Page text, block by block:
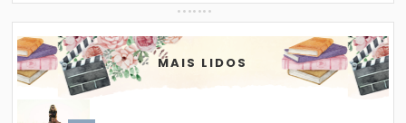
MAIS LIDOS